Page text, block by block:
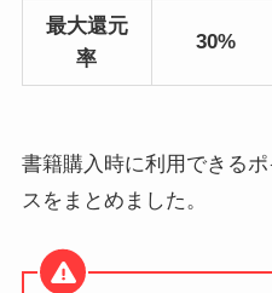
最大還元
率
30%
書籍購入時に利用できる
スをまとめました。